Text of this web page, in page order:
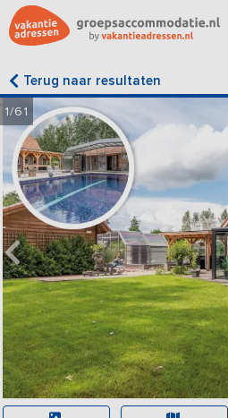
Terug naar resultaten
1/61